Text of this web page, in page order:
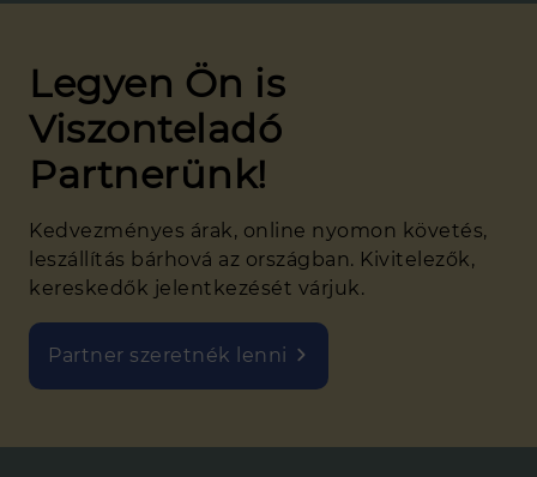
Naperőmű tartószerkezet
Ipari gáz (SIAD)
Acélszerkezet gyártás, szerelés
Élhajlítás
Tekercslemez feldolgozás (táblásítás,
hasítás, áttekerés)
Lemezmegmunkálás (láng- és vízvágás,
Legyen Ön is
Viszonteladó
Partnerünk!
Kedvezményes árak, online nyomon követés,
leszállítás bárhová az országban. Kivitelezők,
kereskedők jelentkezését várjuk.
Partner szeretnék lenni